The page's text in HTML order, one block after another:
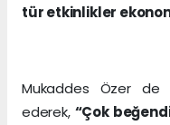
tür etkinlikler
Mukaddes Özer de
ederek, “Çok